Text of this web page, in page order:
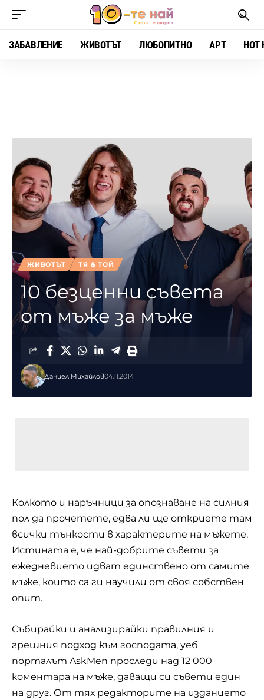
ЗАБАВЛЕНИЕ ЖИВОТЪТ ЛЮБОПИТНО АРТ HOT
ЖИВОТЪТ ТЯ & ТОЙ
10 безценни съвета
от мъже за мъже
Даниел Михайлов04.11.2014
Колкото и наръчници за опознаване на силния
пол да прочетете, едва ли ще откриете там
всички тънкости в характерите на мъжете.
Истината е, че най-добрите съвети за
ежедневието идват единствено от самите
мъже, които са ги научили от своя собствен
опит.
Събирайки и анализирайки правилния и
грешния подход към господата, уеб
порталът AskMen проследи над 12 000
коментара на мъже, даващи си съвети един
на друг. От тях редакторите на изданието